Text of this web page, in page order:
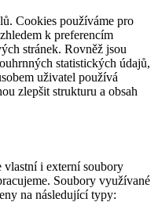
Cookies používáme pro
k preferencím
stránek. Rovněž jsou
statistických údajů,
uživatel používá
zlepšit strukturu a obsah
vlastní i externí soubory
Soubory využívané
na následující typy: